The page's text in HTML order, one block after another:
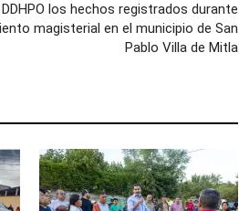
los hechos registrados durante
magisterial en el municipio de San
Pablo Villa de Mitla